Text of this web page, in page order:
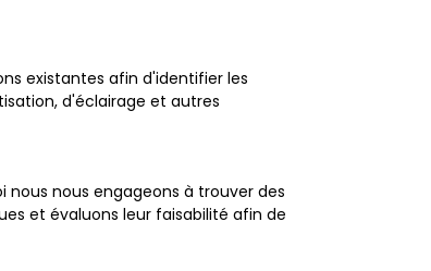
existantes afin d'identifier les
d'éclairage et autres
nous nous engageons à trouver des
et évaluons leur faisabilité afin de